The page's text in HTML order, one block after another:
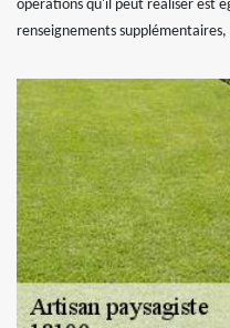
opérations qu'il peut réaliser est
renseignements